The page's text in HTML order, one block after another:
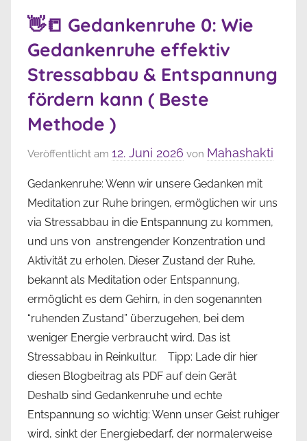
👋📒 Gedankenruhe 0: Wie
Gedankenruhe effektiv
Stressabbau & Entspannung
fördern kann ( Beste
Methode )
Veröffentlicht am 12. Juni 2026 von Mahashakti
Gedankenruhe: Wenn wir unsere Gedanken mit
Meditation zur Ruhe bringen, ermöglichen wir uns
via Stressabbau in die Entspannung zu kommen,
und uns von anstrengender Konzentration und
Aktivität zu erholen. Dieser Zustand der Ruhe,
bekannt als Meditation oder Entspannung,
ermöglicht es dem Gehirn, in den sogenannten
“ruhenden Zustand” überzugehen, bei dem
weniger Energie verbraucht wird. Das ist
Stressabbau in Reinkultur. Tipp: Lade dir hier
diesen Blogbeitrag als PDF auf dein Gerät
Deshalb sind Gedankenruhe und echte
Entspannung so wichtig: Wenn unser Geist ruhiger
wird, sinkt der Energiebedarf, der normalerweise